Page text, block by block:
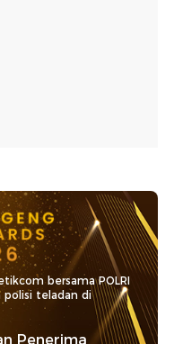
bersama POLRI
polisi teladan di
Penerima